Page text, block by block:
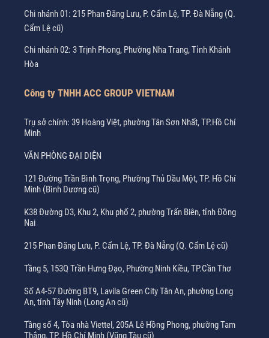
Chi nhánh 01: 215 Phan Đăng Lưu, P. Cẩm Lệ, TP. Đà Nẵng (Q.
Cẩm Lệ cũ)
Chi nhánh 02: 3 Trịnh Phong, Phường Nha Trang, Tỉnh Khánh
Hòa
Công ty TNHH ACC GROUP VIETNAM
Trụ sở chính: 39 Hoàng Việt, phường Tân Sơn Nhất, TP.Hồ Chí
Minh
VĂN PHÒNG ĐẠI DIỆN
121 Đường Trần Bình Trọng, Phường Thủ Dầu Một, TP. Hồ Chí
Minh (Bình Dương cũ)
K38 Đường D3, Khu 2, Khu phố 2, phường Trấn Biên, tỉnh Đồng
Nai
215 Phan Đăng Lưu, P. Cẩm Lệ, TP. Đà Nẵng (Q. Cẩm Lệ cũ)
Tầng 5, 153Q Trần Hưng Đạo, Phường Ninh Kiều, TP.Cần Thơ
Số A4-57 Đường BT9, Lavila Green City Tân An, phường Long
An, tỉnh Tây Ninh (Long An cũ)
Tầng số 4, Tòa nhà Viettel, 205A Lê Hồng Phong, phường Tam
Thắng, TP. Hồ Chí Minh (Vũng Tàu cũ)